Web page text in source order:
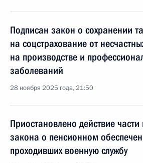
Подписан закон о сохранении
на соцстрахование от
на производстве и
заболеваний
28 ноября 2025 года, 21:50
Приостановлено действие
закона о пенсионном
проходивших военную службу